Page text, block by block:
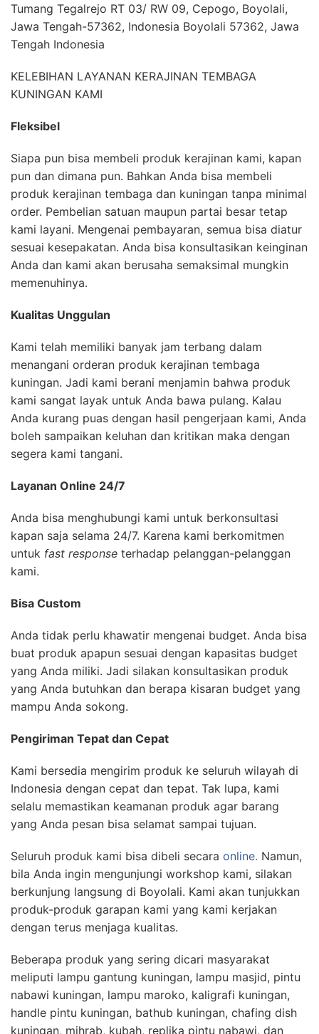
Tumang Tegalrejo RT 03/ RW 09, Cepogo, Boyolali,
Jawa Tengah-57362, Indonesia Boyolali 57362, Jawa
Tengah Indonesia
KELEBIHAN LAYANAN KERAJINAN TEMBAGA
KUNINGAN KAMI
Fleksibel
Siapa pun bisa membeli produk kerajinan kami, kapan
pun dan dimana pun. Bahkan Anda bisa membeli
produk kerajinan tembaga dan kuningan tanpa minimal
order. Pembelian satuan maupun partai besar tetap
kami layani. Mengenai pembayaran, semua bisa diatur
sesuai kesepakatan. Anda bisa konsultasikan keinginan
Anda dan kami akan berusaha semaksimal mungkin
memenuhinya.
Kualitas Unggulan
Kami telah memiliki banyak jam terbang dalam
menangani orderan produk kerajinan tembaga
kuningan. Jadi kami berani menjamin bahwa produk
kami sangat layak untuk Anda bawa pulang. Kalau
Anda kurang puas dengan hasil pengerjaan kami, Anda
boleh sampaikan keluhan dan kritikan maka dengan
segera kami tangani.
Layanan Online 24/7
Anda bisa menghubungi kami untuk berkonsultasi
kapan saja selama 24/7. Karena kami berkomitmen
untuk fast response terhadap pelanggan-pelanggan
kami.
Bisa Custom
Anda tidak perlu khawatir mengenai budget. Anda bisa
buat produk apapun sesuai dengan kapasitas budget
yang Anda miliki. Jadi silakan konsultasikan produk
yang Anda butuhkan dan berapa kisaran budget yang
mampu Anda sokong.
Pengiriman Tepat dan Cepat
Kami bersedia mengirim produk ke seluruh wilayah di
Indonesia dengan cepat dan tepat. Tak lupa, kami
selalu memastikan keamanan produk agar barang
yang Anda pesan bisa selamat sampai tujuan.
Seluruh produk kami bisa dibeli secara online. Namun,
bila Anda ingin mengunjungi workshop kami, silakan
berkunjung langsung di Boyolali. Kami akan tunjukkan
produk-produk garapan kami yang kami kerjakan
dengan terus menjaga kualitas.
Beberapa produk yang sering dicari masyarakat
meliputi lampu gantung kuningan, lampu masjid, pintu
nabawi kuningan, lampu maroko, kaligrafi kuningan,
handle pintu kuningan, bathub kuningan, chafing dish
kuningan, mihrab, kubah, replika pintu nabawi, dan